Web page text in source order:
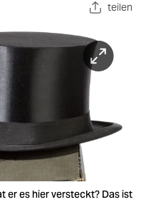
teilen
er es hier versteckt? Das ist